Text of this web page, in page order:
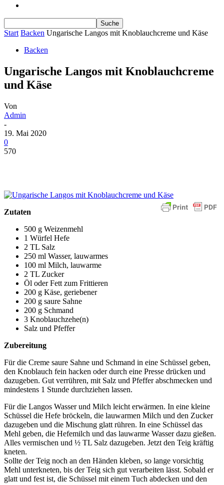
Start Backen Ungarische Langos mit Knoblauchcreme und Käse
Backen
Ungarische Langos mit Knoblauchcreme
und Käse
Von
Admin
-
19. Mai 2020
0
570
Zutaten
500 g Weizenmehl
1 Würfel Hefe
2 TL Salz
250 ml Wasser, lauwarmes
100 ml Milch, lauwarme
2 TL Zucker
Öl oder Fett zum Frittieren
200 g Käse, geriebener
200 g saure Sahne
200 g Schmand
3 Knoblauchzehe(n)
Salz und Pfeffer
Zubereitung
Für die Creme saure Sahne und Schmand in eine Schüssel geben,
den Knoblauch fein hacken oder durch eine Presse drücken und
dazugeben. Gut verrühren, mit Salz und Pfeffer abschmecken und
mindestens 1 Stunde durchziehen lassen.
Für die Langos Wasser und Milch leicht erwärmen. In eine kleine
Schüssel die Hefe bröckeln, die lauwarmen Milch und den Zucker
dazugeben und die Mischung glatt rühren. In eine Schüssel das
Mehl geben, die Hefemilch und das lauwarme Wasser dazu gießen.
Alles vermischen und ½ TL Salz dazugeben. Jetzt den Teig kräftig
kneten.
Sollte der Teig noch an den Händen kleben, so lange vorsichtig
Mehl unterkneten, bis der Teig sich gut verarbeiten lässt. Sobald er
glatt und fest ist, die Schüssel mit einem Tuch abdecken und den